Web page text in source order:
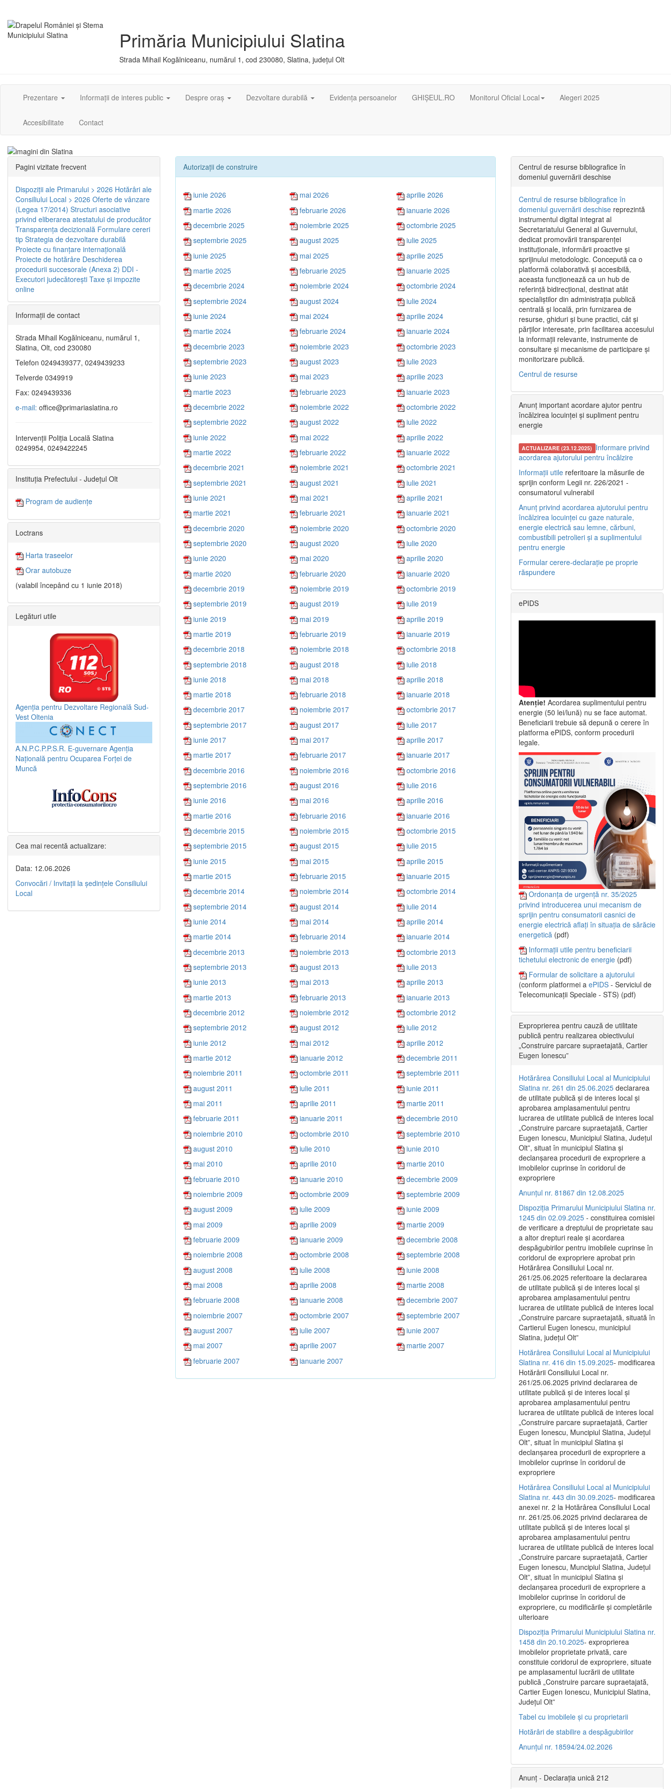
Primăria Municipiului Slatina
Strada Mihail Kogălniceanu, numărul 1, cod 230080, Slatina, județul Olt
Prezentare Informații de interes public Despre oraș Dezvoltare durabilă Evidența persoanelor GHIȘEUL.RO Monitorul Oficial Local Alegeri 2025
Accesibilitate Contact
Autorizaţii de construire
iunie 2026 mai 2026
aprilie 2026
martie 2026
februarie 2026
ianuarie 2026
decembrie 2025
noiembrie 2025
octombrie 2025
septembrie 2025
august 2025
iulie 2025
iunie 2025
mai 2025
aprilie 2025
martie 2025
februarie 2025
ianuarie 2025
decembrie 2024
noiembrie 2024
octombrie 2024
septembrie 2024
august 2024
iulie 2024
iunie 2024
mai 2024
aprilie 2024
martie 2024
februarie 2024
ianuarie 2024
decembrie 2023
noiembrie 2023
octombrie 2023
septembrie 2023
august 2023
iulie 2023
iunie 2023
mai 2023
aprilie 2023
martie 2023
februarie 2023
ianuarie 2023
decembrie 2022
noiembrie 2022
octombrie 2022
septembrie 2022
august 2022
iulie 2022
iunie 2022
mai 2022
aprilie 2022
martie 2022
februarie 2022
ianuarie 2022
decembrie 2021
noiembrie 2021
octombrie 2021
septembrie 2021
august 2021
iulie 2021
iunie 2021
mai 2021
aprilie 2021
martie 2021
februarie 2021
ianuarie 2021
decembrie 2020
noiembrie 2020
octombrie 2020
septembrie 2020
august 2020
iulie 2020
iunie 2020
mai 2020
aprilie 2020
martie 2020
februarie 2020
ianuarie 2020
decembrie 2019
noiembrie 2019
octombrie 2019
septembrie 2019
august 2019
iulie 2019
iunie 2019
mai 2019
aprilie 2019
martie 2019
februarie 2019
ianuarie 2019
decembrie 2018
noiembrie 2018
octombrie 2018
septembrie 2018
august 2018
iulie 2018
iunie 2018
mai 2018
aprilie 2018
martie 2018
februarie 2018
ianuarie 2018
decembrie 2017
noiembrie 2017
octombrie 2017
septembrie 2017
august 2017
iulie 2017
iunie 2017
mai 2017
aprilie 2017
martie 2017
februarie 2017
ianuarie 2017
decembrie 2016
noiembrie 2016
octombrie 2016
septembrie 2016
august 2016
iulie 2016
iunie 2016
mai 2016
aprilie 2016
martie 2016
februarie 2016
ianuarie 2016
decembrie 2015
noiembrie 2015
octombrie 2015
septembrie 2015
august 2015
iulie 2015
iunie 2015
mai 2015
aprilie 2015
martie 2015
februarie 2015
ianuarie 2015
decembrie 2014
noiembrie 2014
octombrie 2014
septembrie 2014
august 2014
iulie 2014
iunie 2014
mai 2014
aprilie 2014
martie 2014
februarie 2014
ianuarie 2014
decembrie 2013
noiembrie 2013
octombrie 2013
septembrie 2013
august 2013
iulie 2013
iunie 2013
mai 2013
aprilie 2013
martie 2013
februarie 2013
ianuarie 2013
decembrie 2012
noiembrie 2012
octombrie 2012
septembrie 2012
august 2012
iulie 2012
iunie 2012
mai 2012
aprilie 2012
martie 2012
ianuarie 2012
decembrie 2011
noiembrie 2011
octombrie 2011
septembrie 2011
august 2011
iulie 2011
iunie 2011
mai 2011
aprilie 2011
martie 2011
februarie 2011
ianuarie 2011
decembrie 2010
noiembrie 2010
octombrie 2010
septembrie 2010
august 2010
iulie 2010
iunie 2010
mai 2010
aprilie 2010
martie 2010
februarie 2010
ianuarie 2010
decembrie 2009
noiembrie 2009
octombrie 2009
septembrie 2009
august 2009
iulie 2009
iunie 2009
mai 2009
aprilie 2009
martie 2009
februarie 2009
ianuarie 2009
decembrie 2008
noiembrie 2008
octombrie 2008
septembrie 2008
august 2008
iulie 2008
iunie 2008
mai 2008
aprilie 2008
martie 2008
februarie 2008
ianuarie 2008
decembrie 2007
noiembrie 2007
octombrie 2007
septembrie 2007
august 2007
iulie 2007
iunie 2007
mai 2007
aprilie 2007
martie 2007
februarie 2007
ianuarie 2007
Pagini vizitate frecvent
Dispoziţii ale Primarului > 2026 Hotărâri ale
Consiliului Local > 2026 Oferte de vânzare
(Legea 17/2014) Structuri asociative
privind eliberarea atestatului de producător
Transparenţa decizională Formulare cereri
tip Strategia de dezvoltare durabilă
Proiecte cu finanţare internaţională
Proiecte de hotărâre Deschiderea
procedurii succesorale (Anexa 2) DDI -
Executori judecătorești Taxe şi impozite
online
Informaţii de contact
Strada Mihail Kogălniceanu, numărul 1,
Slatina, Olt, cod 230080
Telefon 0249439377, 0249439233
Telverde 0349919
Fax: 0249439336
e-mail: office@primariaslatina.ro
Intervenții Poliția Locală Slatina
0249954, 0249422245
Instituția Prefectului - Județul Olt
Program de audiențe
Loctrans
Harta traseelor
Orar autobuze
(valabil începând cu 1 iunie 2018)
Legături utile
Agenția pentru Dezvoltare Regională Sud-
Vest Oltenia
A.N.P.C.P.P.S.R. E-guvernare Agenția
Națională pentru Ocuparea Forței de
Muncă
Cea mai recentă actualizare:
Data: 12.06.2026
Convocări / Invitaţii la şedinţele Consiliului
Local
Centrul de resurse bibliografice în
domeniul guvernării deschise
Centrul de resurse bibliografice în
domeniul guvernării deschise reprezintă
instrumentul digital integrat al
Secretariatului General al Guvernului,
dedicat promovării transparenței
instituționale, informării proactive și
sprijinului metodologic. Concepută ca o
platformă colaborativă și accesibilă,
aceasta funcționează ca un hub de
referință bidirecțional, destinat atât
specialiștilor din administrația publică
centrală și locală, prin furnizarea de
resurse, ghiduri și bune practici, cât și
părților interesate, prin facilitarea accesului
la informații relevante, instrumente de
consultare și mecanisme de participare și
monitorizare publică.
Centrul de resurse
Anunț important acordare ajutor pentru
încălzirea locuinței și supliment pentru
energie
ACTUALIZARE (23.12.2025) Informare privind
acordarea ajutorului pentru încălzire
Informații utile referitoare la măsurile de
sprijin conform Legii nr. 226/2021 -
consumatorul vulnerabil
Anunț privind acordarea ajutorului pentru
încălzirea locuinței cu gaze naturale,
energie electrică sau lemne, cărbuni,
combustibili petrolieri și a suplimentului
pentru energie
Formular cerere-declarație pe proprie
răspundere
ePIDS
Atenție! Acordarea suplimentului pentru
energie (50 lei/lună) nu se face automat.
Beneficiarii trebuie să depună o cerere în
platforma ePIDS, conform procedurii
legale.
Ordonanța de urgență nr. 35/2025
privind introducerea unui mecanism de
sprijin pentru consumatorii casnici de
energie electrică aflați în situația de sărăcie
energetică (pdf)
Informații utile pentru beneficiarii
tichetului electronic de energie (pdf)
Formular de solicitare a ajutorului
(conform platformei a ePIDS - Serviciul de
Telecomunicații Speciale - STS) (pdf)
Exproprierea pentru cauză de utilitate
publică pentru realizarea obiectivului
„Construire parcare supraetajată, Cartier
Eugen Ionescu”
Hotărârea Consiliului Local al Municipiului
Slatina nr. 261 din 25.06.2025 declararea
de utilitate publică și de interes local și
aprobarea amplasamentului pentru
lucrarea de utilitate publică de interes local
„Construire parcare supraetajată, Cartier
Eugen Ionescu, Municipiul Slatina, Județul
Olt”, situat în municipiul Slatina și
declanșarea procedurii de expropriere a
imobilelor cuprinse în coridorul de
expropriere
Anunțul nr. 81867 din 12.08.2025
Dispoziția Primarului Municipiului Slatina nr.
1245 din 02.09.2025 - constituirea comisiei
de verificare a dreptului de proprietate sau
a altor drepturi reale și acordarea
despăgubirilor pentru imobilele cuprinse în
coridorul de expropriere aprobat prin
Hotărârea Consiliului Local nr.
261/25.06.2025 referitoare la declararea
de utilitate publică și de interes local și
aprobarea amplasamentului pentru
lucrarea de utilitate publică de interes local
„Construire parcare supraetajată, situată în
Cartierul Eugen Ionescu, municipiul
Slatina, județul Olt”
Hotărârea Consiliului Local al Municipiului
Slatina nr. 416 din 15.09.2025- modificarea
Hotărârii Consiliului Local nr.
261/25.06.2025 privind declararea de
utilitate publică și de interes local și
aprobarea amplasamentului pentru
lucrarea de utilitate publică de interes local
„Construire parcare supraetajată, Cartier
Eugen Ionescu, Muncipiul Slatina, Județul
Olt”, situat în municipiul Slatina și
declanșarea procedurii de expropriere a
imobilelor cuprinse în coridorul de
expropriere
Hotărârea Consiliului Local al Municipiului
Slatina nr. 443 din 30.09.2025- modificarea
anexei nr. 2 la Hotărârea Consiliului Local
nr. 261/25.06.2025 privind declararea de
utilitate publică şi de interes local şi
aprobarea amplasamentului pentru
lucrarea de utilitate publică de interes local
„Construire parcare supraetajată, Cartier
Eugen Ionescu, Muncipiul Slatina, Judeţul
Olt”, situat în municipiul Slatina şi
declanşarea procedurii de expropriere a
imobilelor cuprinse în coridorul de
expropriere, cu modificările şi completările
ulterioare
Dispoziția Primarului Municipiului Slatina nr.
1458 din 20.10.2025- exproprierea
imobilelor proprietate privată, care
constituie coridorul de expropriere, situate
pe amplasamentul lucrării de utilitate
publică „Construire parcare supraetajată,
Cartier Eugen Ionescu, Municipiul Slatina,
Județul Olt”
Tabel cu imobilele și cu proprietarii
Hotărâri de stabilire a despăgubirilor
Anunțul nr. 18594/24.02.2026
Anunț - Declarația unică 212